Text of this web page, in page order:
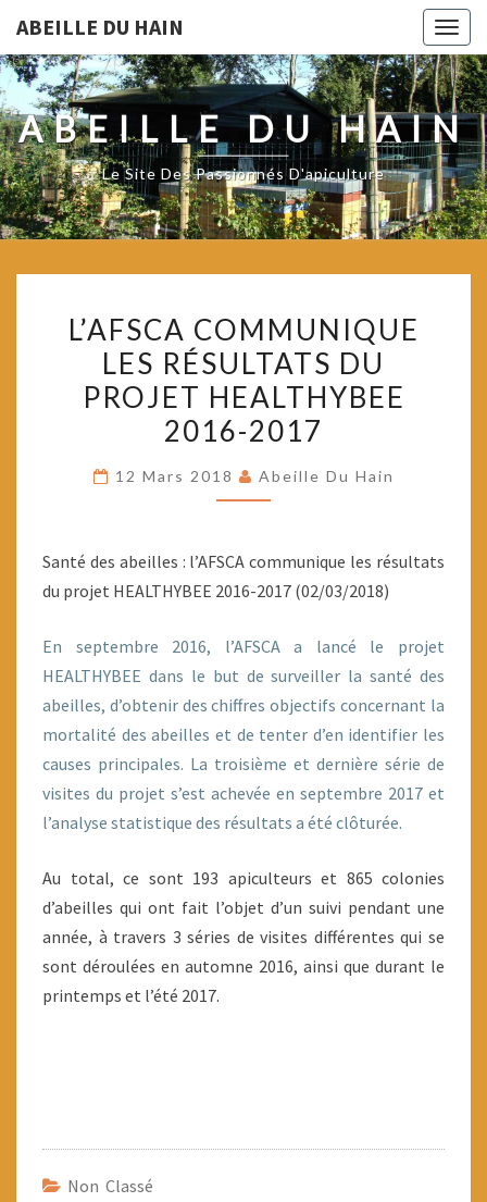
ABEILLE DU HAIN
ABEILLE DU HAIN
Le Site Des Passionnés D'apiculture
COMMUNIQUE
LES
RÉSULTATS
DU
HEALTHYBEE
L’AFSCA COMMUNIQUE
LES RÉSULTATS DU
PROJET HEALTHYBEE
2016-2017
12 Mars 2018 Abeille Du Hain
Santé des abeilles : l’AFSCA communique les résultats
du projet HEALTHYBEE 2016-2017 (02/03/2018)
En septembre 2016, l’AFSCA a lancé le projet
HEALTHYBEE dans le but de surveiller la santé des
abeilles, d’obtenir des chiffres objectifs concernant la
mortalité des abeilles et de tenter d’en identifier les
causes principales. La troisième et dernière série de
visites du projet s’est achevée en septembre 2017 et
l’analyse statistique des résultats a été clôturée.
Au total, ce sont 193 apiculteurs et 865 colonies
d’abeilles qui ont fait l’objet d’un suivi pendant une
année, à travers 3 séries de visites différentes qui se
sont déroulées en automne 2016, ainsi que durant le
printemps et l’été 2017.
Non Classé